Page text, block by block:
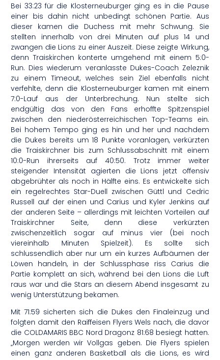
Bei 33:23 für die Klosterneuburger ging es in die Pause
einer bis dahin nicht unbedingt schönen Partie. Aus
dieser kamen die Duchess mit mehr Schwung. Sie
stellten innerhalb von drei Minuten auf plus 14 und
zwangen die Lions zu einer Auszeit. Diese zeigte Wirkung,
denn Traiskirchen konterte umgehend mit einem 5:0-
Run. Dies wiederum veranlasste Dukes-Coach Zeleznik
zu einem Timeout, welches sein Ziel ebenfalls nicht
verfehlte, denn die Klosterneuburger kamen mit einem
7:0-Lauf aus der Unterbrechung. Nun stellte sich
endgültig das von den Fans erhoffte Spitzenspiel
zwischen den niederösterreichischen Top-Teams ein.
Bei hohem Tempo ging es hin und her und nachdem
die Dukes bereits um 18 Punkte voranlagen, verkürzten
die Traiskirchner bis zum Schlussabschnitt mit einem
10:0-Run ihrerseits auf 40:50. Trotz immer weiter
steigender Intensität agierten die Lions jetzt offensiv
abgebrühter als noch in Hälfte eins. Es entwickelte sich
ein regelrechtes Star-Duell zwischen Güttl und Cedric
Russell auf der einen und Carius und Kyler Jenkins auf
der anderen Seite – allerdings mit leichten Vorteilen auf
Traiskirchner Seite, denn diese verkürzten
zwischenzeitlich sogar auf minus vier (bei noch
viereinhalb Minuten Spielzeit). Es sollte sich
schlussendlich aber nur um ein kurzes Aufbäumen der
Löwen handeln, in der Schlussphase riss Carius die
Partie komplett an sich, während bei den Lions die Luft
raus war und die Stars an diesem Abend insgesamt zu
wenig Unterstützung bekamen.
Mit 71:59 sicherten sich die Dukes den Finaleinzug und
folgten damit den Raiffeisen Flyers Wels nach, die davor
die COLDAMARIS BBC Nord Dragonz 81:68 besiegt hatten.
„Morgen werden wir Vollgas geben. Die Flyers spielen
einen ganz anderen Basketball als die Lions, es wird